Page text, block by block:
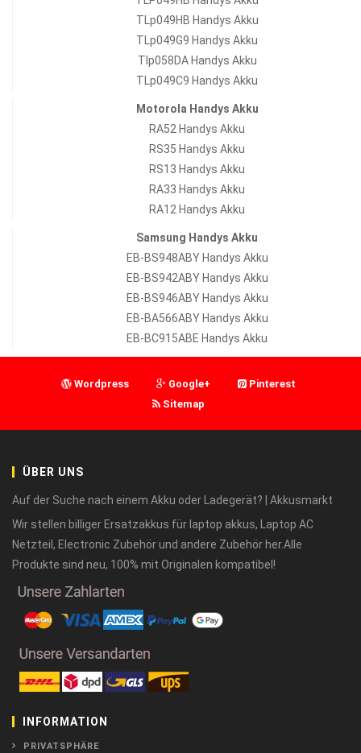
TLp049HB Handys Akku
TLp049G9 Handys Akku
Tlp058DA Handys Akku
TLp049C9 Handys Akku
Motorola Handys Akku
RA52 Handys Akku
RS35 Handys Akku
RS13 Handys Akku
RA33 Handys Akku
RA12 Handys Akku
Samsung Handys Akku
EB-BS948ABY Handys Akku
EB-BS942ABY Handys Akku
EB-BS946ABY Handys Akku
EB-BA566ABY Handys Akku
EB-BC915ABE Handys Akku
Wordpress Google+
Pinterest
Sitemap
ÜBER UNS
Auf der Suche nach einem Akku oder Ladegerät? | Akkusmarkt
Wir stellen billiger Ersatzakkus für laptop akkus, Laptop AC
Netzteil, Electronic Zubehör und andere Zubehör her.Alle
Produkte sind neu, 100% mit Originalen kompatibel!
INFORMATION
PRIVATSPHÄRE